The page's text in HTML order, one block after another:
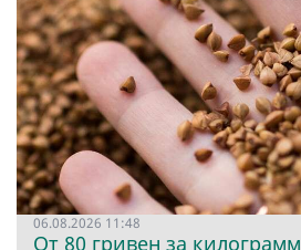
06.08.2026 11:48
От 80 гривен за